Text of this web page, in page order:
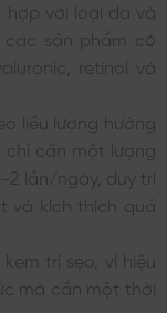
hợp với loại da và
các sản phẩm có
retinol và
liều lượng hướng
chỉ cần một lượng
2 lần/ngày, duy trì
và kích thích quá
trị sẹo, vì hiệu
mà cần một thời